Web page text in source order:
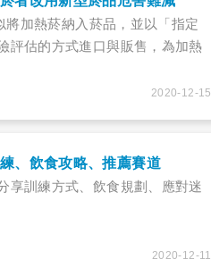
加熱菸納入菸品，並以「指定
評估的方式進口與販售，為加熱
2020-12-15
、飲食攻略、推薦賽道
享訓練方式、飲食規劃、應對迷
2020-12-11